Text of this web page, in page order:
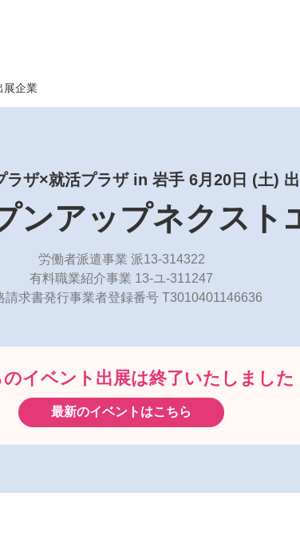
展企業
ラザ×就活プラザ in 岩手 6月20日 (土)
ンアップネクスト
労働者派遣事業 派13-314322
有料職業紹介事業 13-ユ-311247
請求書発行事業者登録番号 T3010401146636
イベント出展は終了いたしました
最新のイベントはこちら